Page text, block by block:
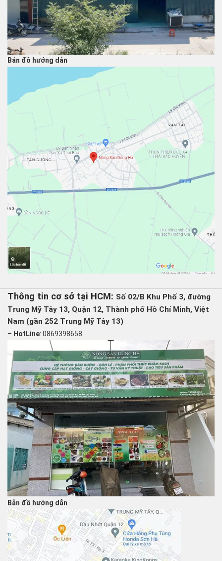
Bản đồ hướng dẫn
Thông tin cơ sở tại HCM: Số 02/B Khu Phố 3, đường
Trung Mỹ Tây 13, Quận 12, Thành phố Hồ Chí Minh, Việt
Nam (gần 252 Trung Mỹ Tây 13)
– HotLine: 0869398658
Bản đồ hướng dẫn